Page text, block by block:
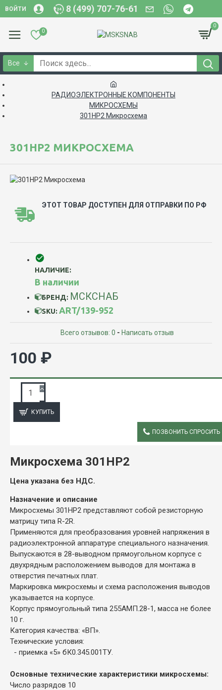
ВОЙТИ 8 (499) 707-76-61
0
0
Все
РАДИОЭЛЕКТРОННЫЕ КОМПОНЕНТЫ
МИКРОСХЕМЫ
301НР2 Микросхема
301НР2 МИКРОСХЕМА
ЭТОТ ТОВАР ДОСТУПЕН ДЛЯ ОТПРАВКИ ПО РФ
НАЛИЧИЕ:
В наличии
БРЕНД: МСКСНАБ
SKU: ART/139-952
Всего отзывов: 0 - Написать отзыв
100 ₽
КУПИТЬ
ПОЗВОНИТЬ СПРОСИТЬ
Микросхема 301НР2
Цена указана без НДС.
Назначение и описание
Микросхемы 301НР2 представляют собой резисторную
матрицу типа R-2R.
Применяются для преобразования уровней напряжения в
радиоэлектронной аппаратуре специального назначения.
Выпускаются в 28-выводном прямоугольном корпусе с
двухрядным расположением выводов для монтажа в
отверстия печатных плат.
Маркировка микросхемы и схема расположения выводов
указывается на корпусе.
Корпус прямоугольный типа 255АМП.28-1, масса не более
10 г.
Категория качества: «ВП».
Технические условия:
- приемка «5» бК0.345.001ТУ.
Основные технические характеристики микросхемы:
Число разрядов 10